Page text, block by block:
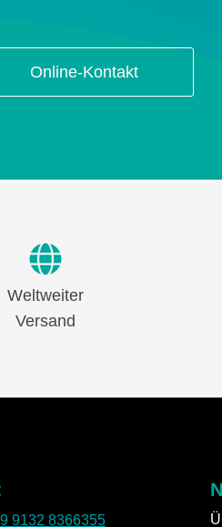
Online-Kontakt
Weltweiter
Versand
9132 8366355